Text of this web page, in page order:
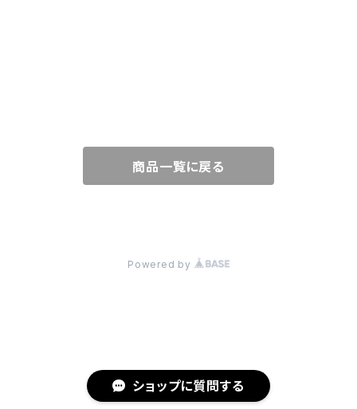
ショップに質問する
商品一覧に戻る
Powered by